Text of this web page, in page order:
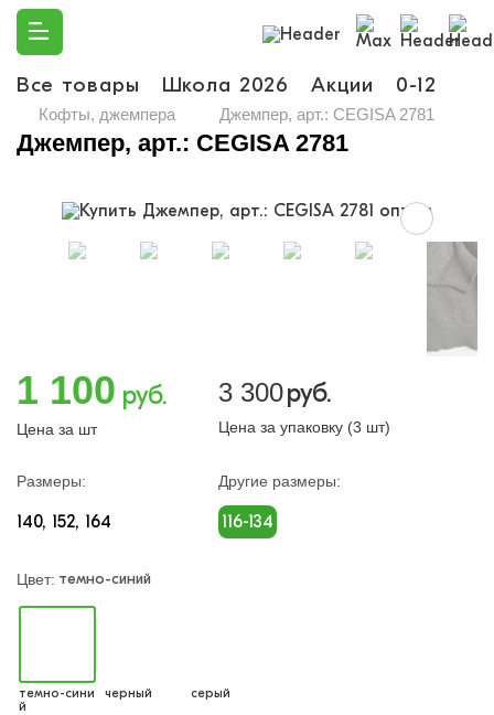
Все товары Школа 2026 Акции 0-12
Кофты, джемпера Джемпер, арт.: CEGISA 2781
Джемпер, арт.: CEGISA 2781
1 100 руб.
Цена за шт
3 300руб.
Цена за упаковку (3 шт)
Размеры:
140 152 164
Другие размеры:
116-134
Цвет: темно-синий
темно-сини
й
черный серый